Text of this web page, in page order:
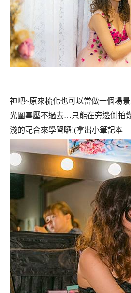
神吧~原來梳化也可以當做一個場
光圍事壓不過去…只能在旁邊側拍
淺的配合來學習囉!(拿出小筆記本